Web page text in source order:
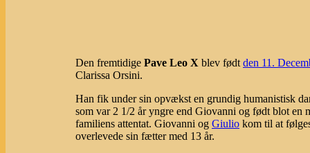
Den fremtidige Pave Leo X blev født den 11.
Clarissa Orsini.
Han fik under sin opvækst en grundig humanistisk
som var 2 1/2 år yngre end Giovanni og født blot en
familiens attentat. Giovanni og Giulio kom til at
overlevede sin fætter med 13 år.